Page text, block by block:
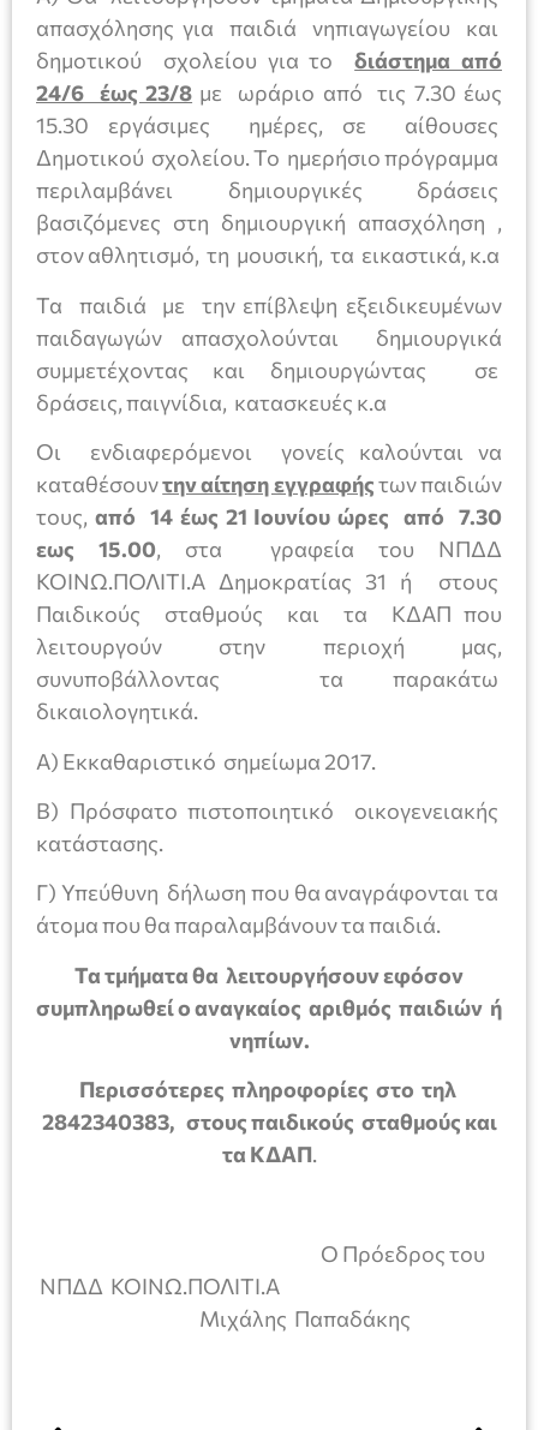
απασχόλησης για παιδιά νηπιαγωγείου και
δημοτικού σχολείου για τοδιάστημα από
24/6 έως 23/8 με ωράριο από τις 7.30 έως
15.30 εργάσιμες ημέρες, σε αίθουσες
Δημοτικού σχολείου. Το ημερήσιο πρόγραμμα
περιλαμβάνει δημιουργικές δράσεις
βασιζόμενες στη δημιουργική απασχόληση ,
στον αθλητισμό, τη μουσική, τα εικαστικά, κ.α
Τα παιδιά με την επίβλεψη εξειδικευμένων
παιδαγωγών απασχολούνται δημιουργικά
συμμετέχοντας και δημιουργώντας σε
δράσεις, παιγνίδια, κατασκευές κ.α
Οι ενδιαφερόμενοι γονείς καλούνται να
καταθέσουντην αίτηση εγγραφήςτων παιδιών
τους, από 14 έως 21 Ιουνίου ώρες από 7.30
εως 15.00, στα γραφεία του ΝΠΔΔ
ΚΟΙΝΩ.ΠΟΛΙΤΙ.Α Δημοκρατίας 31 ή στους
Παιδικούς σταθμούς και τα ΚΔΑΠ που
λειτουργούν στην περιοχή μας,
συνυποβάλλοντας τα παρακάτω
δικαιολογητικά.
Α) Εκκαθαριστικό σημείωμα 2017.
Β) Πρόσφατο πιστοποιητικό οικογενειακής
κατάστασης.
Γ) Υπεύθυνη δήλωση που θα αναγράφονται τα
άτομα που θα παραλαμβάνουν τα παιδιά.
Τα τμήματα θα λειτουργήσουν εφόσον
συμπληρωθεί ο αναγκαίος αριθμός παιδιών ή
νηπίων.
Περισσότερες πληροφορίες στο τηλ
2842340383, στους παιδικούς σταθμούς και
τα ΚΔΑΠ.
Ο Πρόεδρος του
ΝΠΔΔ ΚΟΙΝΩ.ΠΟΛΙΤΙ.Α
Μιχάλης Παπαδάκης